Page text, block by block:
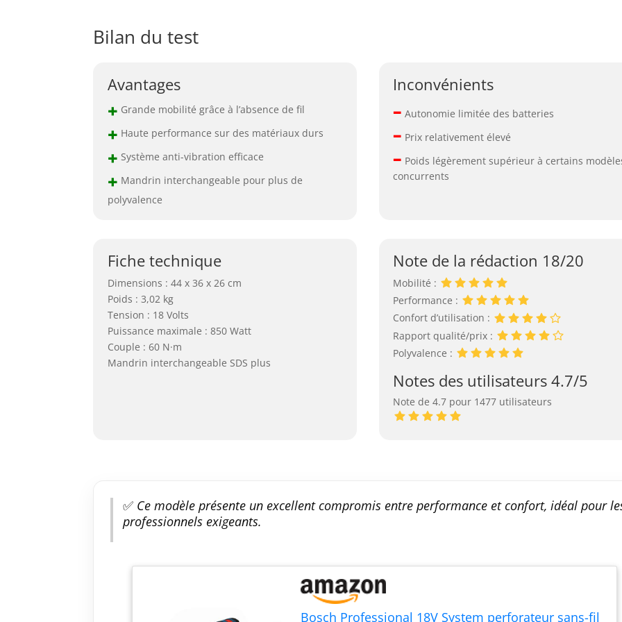
Bilan du test
Avantages
+ Grande mobilité grâce à l’absence de fil
+ Haute performance sur des matériaux durs
+ Système anti-vibration efficace
+ Mandrin interchangeable pour plus de
polyvalence
Inconvénients
– Autonomie limitée des batteries
– Prix relativement élevé
– Poids légèrement supérieur à certains
concurrents
Fiche technique
Dimensions : 44 x 36 x 26 cm
Poids : 3,02 kg
Tension : 18 Volts
Puissance maximale : 850 Watt
Couple : 60 N·m
Mandrin interchangeable SDS plus
Note de la rédaction 18/20
Mobilité :
Performance :
Confort d’utilisation :
Rapport qualité/prix :
Polyvalence :
Notes des utilisateurs 4.7/5
Note de 4.7 pour 1477 utilisateurs
✅ Ce modèle présente un excellent compromis entre performance et confort, idéal pour
professionnels exigeants.
Bosch Professional 18V System perforateur sans-fil